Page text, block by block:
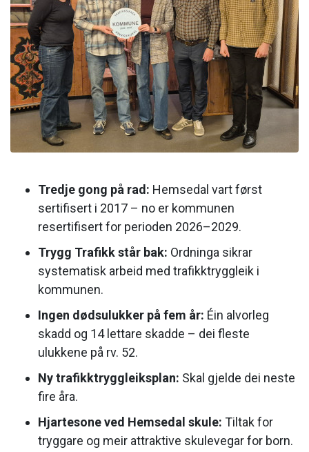
Tredje gong på rad: Hemsedal vart først
sertifisert i 2017 – no er kommunen
resertifisert for perioden 2026–2029.
Trygg Trafikk står bak: Ordninga sikrar
systematisk arbeid med trafikktryggleik i
kommunen.
Ingen dødsulukker på fem år: Éin alvorleg
skadd og 14 lettare skadde – dei fleste
ulukkene på rv. 52.
Ny trafikktryggleiksplan: Skal gjelde dei neste
fire åra.
Hjartesone ved Hemsedal skule: Tiltak for
tryggare og meir attraktive skulevegar for born.